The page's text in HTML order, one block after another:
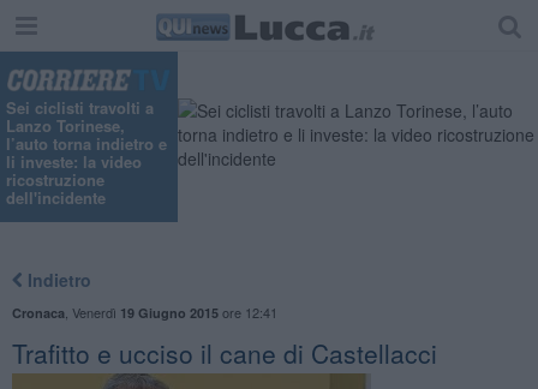
Sei ciclisti travolti a
Lanzo Torinese,
l’auto torna indietro e
li investe: la video
ricostruzione
dell'incidente
Indietro
Cronaca Venerdì 19 Giugno 2015ore 12:41
Trafitto e ucciso il cane di Castellacci